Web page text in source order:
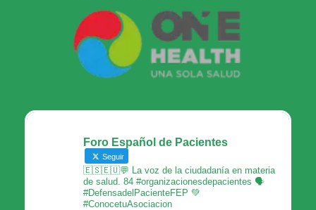
Foro Español de Pacientes
Seguir
🇪🇸🇪🇺💬 La voz de la ciudadanía en materia
de salud. 84 #organizacionesdepacientes 🗣
#DefensadelPacienteFEP 💚
#ConocetuAsociacion